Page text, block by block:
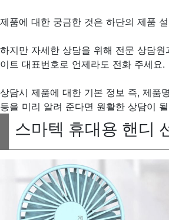
제품에 대한 궁금한 것은 하단의 제품
하지만 자세한 상담을 위해 전문 상담
이트 대표번호로 언제라도 전화 주세요.
상담시 제품에 대한 기본 정보 즉, 제품
등을 미리 알려 준다면 원활한 상담이
스마텍 휴대용 핸디